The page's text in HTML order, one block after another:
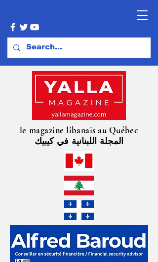
le magazine libanais au Québec
المجلة اللبنانية في كيبيك